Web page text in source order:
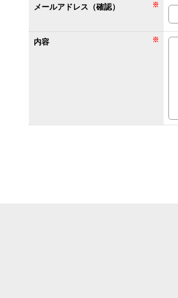
メールアドレス（確認）
内容